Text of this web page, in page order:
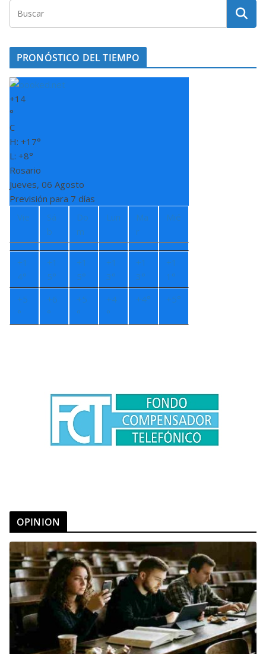
PRONÓSTICO DEL TIEMPO
+14
°
C
H: +17°
L: +8°
Rosario
Jueves, 06 Agosto
Previsión para 7 días
Vie
Sá
b
Do
m
Lun
Ma
r
Mié
+1
4°
+1
5°
+1
5°
+1
3°
+1
3°
+1
1°
+5
°
+6
°
+5
°
+4
°
+4° +5°
OPINION